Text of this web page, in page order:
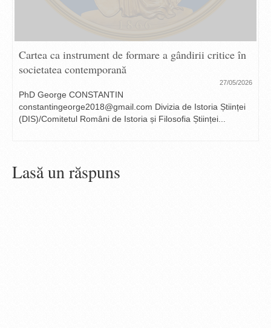
Cartea ca instrument de formare a gândirii critice în
societatea contemporană
27/05/2026
PhD George CONSTANTIN
constantingeorge2018@gmail.com Divizia de Istoria Științei
(DIS)/Comitetul Români de Istoria și Filosofia Științei...
Lasă un răspuns